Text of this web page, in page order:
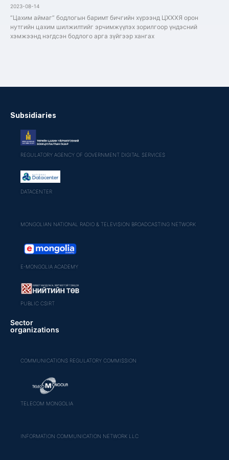
2023-08-14
“Цахим аймаг” бодлогын баримт бичгийн хүрээнд ЦХХХЯ орон
нутгийн цахим шилжилтийг эрчимжүүлэх зорилгоор үндэсний
хэмжээнд нэгдсэн бодлого арга зүйгээр хангах
Subsidiaries
REGULATORY AGENCY OF GOVERNMENT DIGITAL SERVICES
DATACENTER
MONGOLIAN NATIONAL RADIO & TELEVISION BROADCASTING NETWORK
E-MONGOLIA ACADEMY
PUBLIC CSIRT
Sector
organizations
COMMUNICATIONS REGULATORY COMMISSION
TELECOM MONGOLIA
INFORMATION COMMUNICATION NETWORK LLC